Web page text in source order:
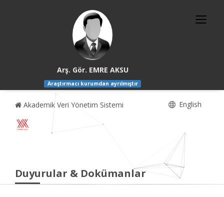
Arş. Gör. EMRE AKSU
Araştırmacı kurumdan ayrılmıştır
Akademik Veri Yönetim Sistemi English
Duyurular & Dokümanlar